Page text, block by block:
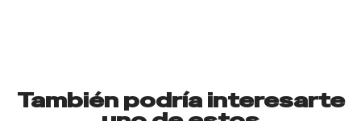
También podría interesarte